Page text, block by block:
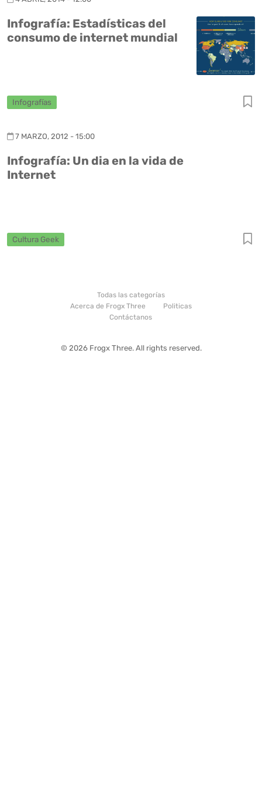
Infografía: Estadísticas del
consumo de internet mundial
Infografías
7 MARZO, 2012 - 15:00
Infografía: Un dia en la vida de
Internet
Cultura Geek
Todas las categorías
Acerca de Frogx Three
Politicas
Contáctanos
© 2026 Frogx Three. All rights reserved.